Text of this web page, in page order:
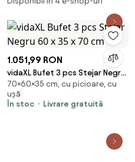
1.051,99 RON
vidaXL Bufet 3 pcs Stejar Negru
60 x 35 x 70 cm
70×60×35 cm, cu picioare, cu
ușă
În stoc
Livrare gratuită